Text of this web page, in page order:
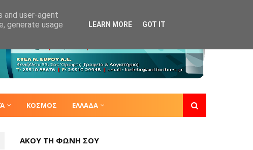
ΚΟΣΜΟΣ ΕΛΛΑΔΑ
ΑΚΟΥ ΤΗ ΦΩΝΗ ΣΟΥ
and user-agent
generate usage
LEARN MORE GOT IT